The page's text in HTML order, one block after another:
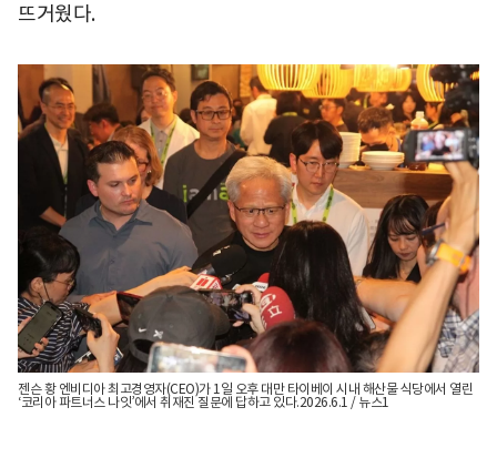
뜨거웠다.
젠슨 황 엔비디아 최고경영자(CEO)가 1일 오후 대만 타이베이 시내 해산물 식당에서 열린
‘코리아 파트너스 나잇’에서 취재진 질문에 답하고 있다.2026.6.1 / 뉴스1